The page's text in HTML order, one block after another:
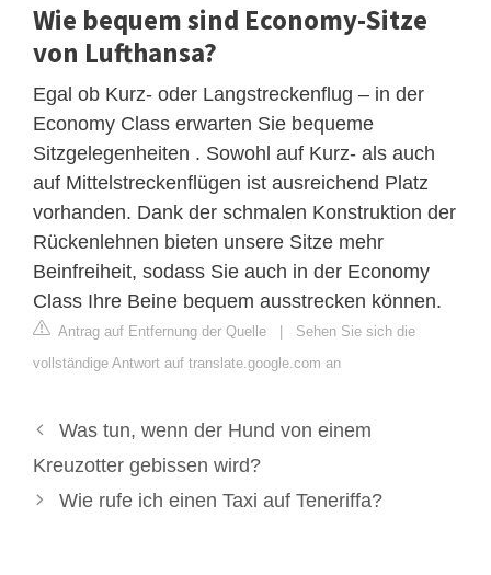
Wie bequem sind Economy-Sitze
von Lufthansa?
Egal ob Kurz- oder Langstreckenflug – in der
Economy Class erwarten Sie bequeme
Sitzgelegenheiten . Sowohl auf Kurz- als auch
auf Mittelstreckenflügen ist ausreichend Platz
vorhanden. Dank der schmalen Konstruktion der
Rückenlehnen bieten unsere Sitze mehr
Beinfreiheit, sodass Sie auch in der Economy
Class Ihre Beine bequem ausstrecken können.
Antrag auf Entfernung der Quelle | Sehen Sie sich die
vollständige Antwort auf translate.google.com an
Was tun, wenn der Hund von einem
Kreuzotter gebissen wird?
Wie rufe ich einen Taxi auf Teneriffa?